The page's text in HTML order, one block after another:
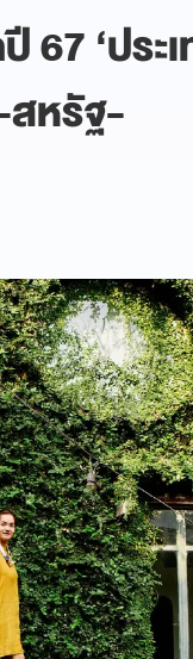
‘ประเ
สหรัฐ-